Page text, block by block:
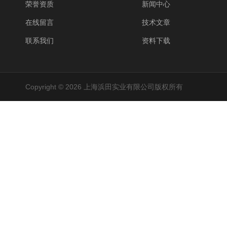
荣誉资质
在线留言
联系我们
新闻中心
技术文章
资料下载
Copyright © 2026 上海浜田实业有限公司版权所有